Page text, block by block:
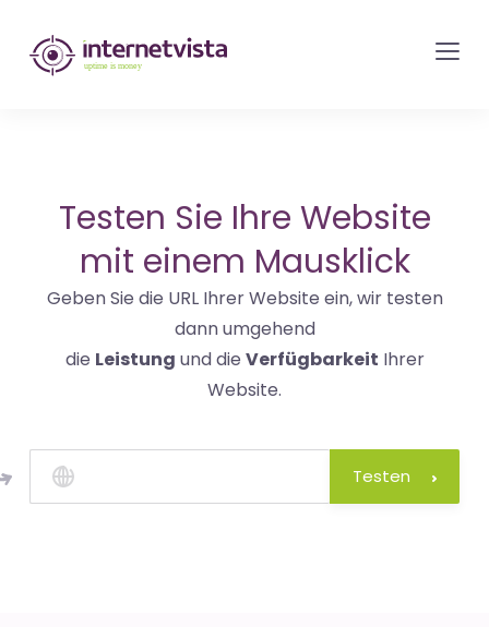
internetvista
Monitoring
Websites
und
Internet-
Diensten
Uptime
Testen Sie Ihre Website
mit einem Mausklick
Geben Sie die URL Ihrer Website ein, wir testen
dann umgehend
die Leistung und die Verfügbarkeit Ihrer
Website.
Testen